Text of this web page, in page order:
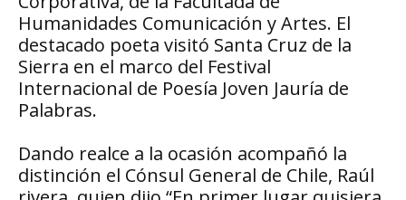
Humanidades Comunicación y Artes. El
destacado poeta visitó Santa Cruz de la
Sierra en el marco del Festival
Internacional de Poesía Joven Jauría de
Palabras.
Dando realce a la ocasión acompañó la
distinción el Cónsul General de Chile, Raúl